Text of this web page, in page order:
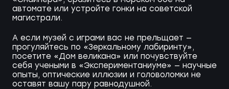
автомате или устройте гонки на советской
магистрали.
А если музей с играми вас не прельщает —
прогуляйтесь по «Зеркальному лабиринту»,
посетите «Дом великана» или почувствуйте
себя учеными в «Экспериментаниуме» — научные
опыты, оптические иллюзии и головоломки не
оставят вашу пару равнодушной.